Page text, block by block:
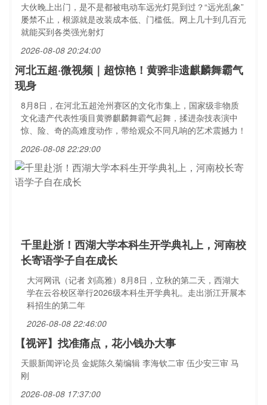
大伙晚上出门，是不是都被电动车远光灯晃到过？“远光乱象”
屡禁不止，根源就是改装成本低、门槛低。网上几十到几百元
就能买到各类强光射灯
2026-08-08 20:24:00
河北五超·微视频｜超惊艳！黄骅非遗麒麟舞霸气
现身
8月8日，在河北五超沧州赛区的文化市集上，国家级非物质
文化遗产代表性项目黄骅麒麟舞霸气起舞，揉进杂技表演中
惊、险、奇的高难度动作，带给观众不同凡响的艺术震撼力！
2026-08-08 22:29:00
千里赴浙！西湖大学本科生开学典礼上，河南校
长寄语学子自在成长
大河网讯（记者 刘高雅）8月8日，立秋的第二天，西湖大
学在云谷校区举行2026级本科生开学典礼。走出浙江开展本
科招生的第二年
2026-08-08 22:46:00
【视评】找准痛点，花小钱办大事
天眼新闻评论员 金妮陈久菊编辑 李海钦二审 伍少安三审 马
刚
2026-08-08 17:37:00